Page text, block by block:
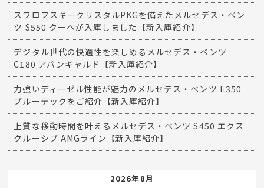
スワロフスキークリスタルPKGを備えたメルセデス・ベン
ツ S550 クーペが入庫しました【新入庫紹介】
デジタル世代の快適性を楽しめるメルセデス・ベンツ
C180 アバンギャルド【新入庫紹介】
力強いディーゼル性能が魅力のメルセデス・ベンツ E350
ブルーテックをご紹介【新入庫紹介】
上質な移動時間を叶えるメルセデス・ベンツ S450 エクス
クルーシブ AMGライン【新入庫紹介】
2026年8月